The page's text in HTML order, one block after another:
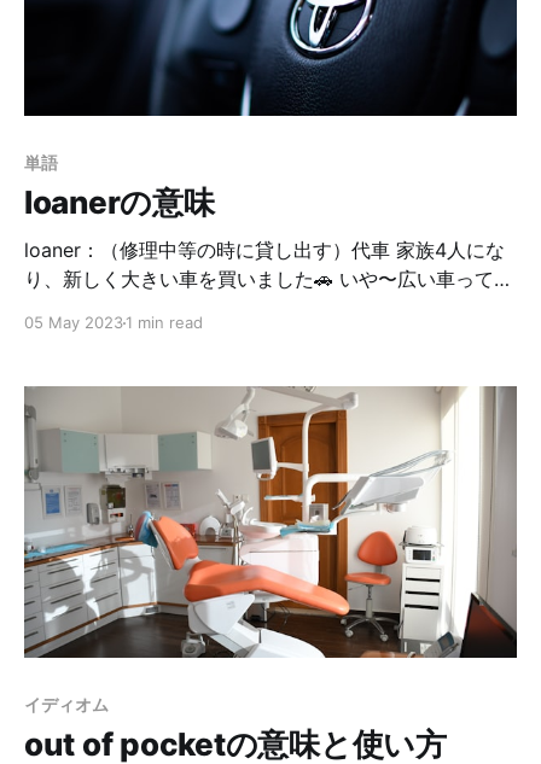
す。あくまで予想ですが🤫 そんな話をダーリンと日本語
でしていて、ダーリンが「伸び伸びできるって何？」と
聞いてきたので、英語だと何だろう？と思ったのです。
「リラックスできる／自分の思うままに行動できる」的
hair downでした。 英英辞書で引いてみても、リラック
スした状態で行動できる、自分の感情等を制限される事
単語
loanerの意味
loaner：（修理中等の時に貸し出す）代車 家族4人にな
り、新しく大きい車を買いました🚗 いや〜広い車って快
るし、荷物もめちゃくちゃ載るし、マジで買ってよかっ
だけ入ってきたのを奇跡的に購入できたんです。だか
ら、試乗もせず、実物も見ず買いました。我ながらすご
い…満足してるからいいんだけどね😆 さて、先日ディー
ラーから、車に表面コーティング（？）をするから車を
持ってきて欲しいと言われ、ダーリンが持っていきまし
た。その間は代車を手配してくれるとの事。 その時のダ
ーリンとのメールの一部がこちら。 Now, I'm waiting to
get the loaner. 今、代車をもらうのを（ディーラーで）
待ってるんだ。 最初、loanerと見た時、ローンの話？お
金の話？と思ったんだけど、そんな話はしてなかったの
05 May 20231 min read
イディオム
out of pocketの意味と使い方